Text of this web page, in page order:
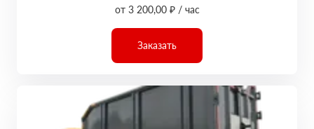
от 3 200,00 ₽ / час
Заказать